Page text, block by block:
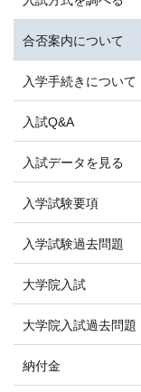
合否案内について
入学手続きについて
入試Q&A
入試データを見る
入学試験要項
入学試験過去問題
大学院入試
大学院入試過去問題
納付金